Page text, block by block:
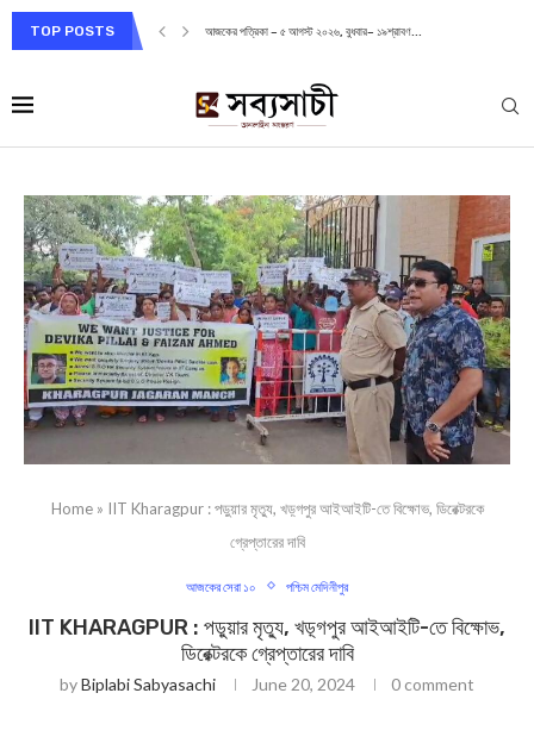
TOP POSTS আজকের পত্রিকা – ৫ আগস্ট ২০২৬, বুধবার– ১৯শ্রাবণ...
Home» IIT Kharagpur : পড়ুয়ার মৃত্যু, খড়্গপুর আইআইটি-তে বিক্ষোভ, ডিরেক্টরকে
গ্রেপ্তারের দাবি
আজকের সেরা ১০ পশ্চিম মেদিনীপুর
IIT KHARAGPUR : পড়ুয়ার মৃত্যু, খড়্গপুর আইআইটি-তে বিক্ষোভ,
ডিরেক্টরকে গ্রেপ্তারের দাবি
byBiplabi Sabyasachi June 20, 2024 0 comment